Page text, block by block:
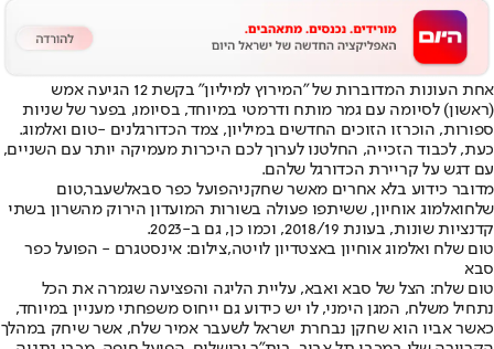
אחת העונות המדוברות של "המירוץ למיליון
" בקשת 12 הגיעה אמש
(ראשון) לסיומה עם גמר מותח ודרמטי במיוחד, בסיומו, בפער של שניות
ספורות, הוכרזו הזוכים החדשים במיליון, צמד הכדורגלנים -טום ואלמוג.
כעת, לכבוד הזכייה, החלטנו לערוך לכם היכרות מעמיקה יותר עם השניים,
עם דגש על קריירת הכדורגל שלהם.
מדובר כידוע בלא אחרים מאשר שחקניהפועל כפר סבאלשעבר,טום
שלחואלמוג אוחיון, ששיתפו פעולה בשורות המועדון הירוק מהשרון בשתי
קדנציות שונות, בעונת 2018/19, וכמו כן, גם ב-2023.
טום שלח ואלמוג אוחיון באצטדיון לויטה,צילום: אינסטגרם - הפועל כפר
סבא
טום שלח: הצל של סבא ואבא, עליית הליגה והפציעה שגמרה את הכל
נתחיל משלח, המגן הימני, לו יש כידוע גם ייחוס משפחתי מעניין במיוחד,
כאשר אביו הוא שחקן נבחרת ישראל לשעבר אמיר שלח, אשר שיחק במהלך